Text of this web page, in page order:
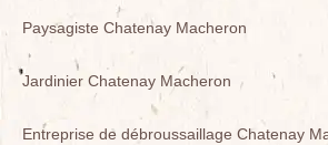
Paysagiste Chatenay Macheron
Jardinier Chatenay Macheron
Entreprise de débroussaillage Chatenay